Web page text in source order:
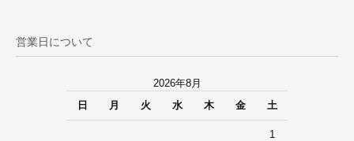
営業日について
2026年8月
日
月 火 水 木 金 土
1